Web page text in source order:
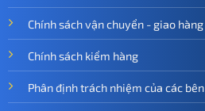
Chính sách vận chuyển - giao hàng
Chính sách kiểm hàng
Phân định trách nhiệm của các bên